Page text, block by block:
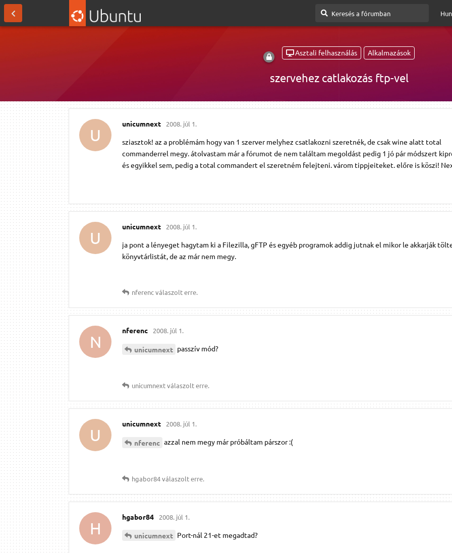
Asztali felhasználás Alkalmazások
szervehez catlakozás ftp-vel
U
unicumnext 2008. júl 1.
sziasztok! az a problémám hogy van 1 szerver melyhez csatlakozni szeretnék, de csak wine alatt total
commanderrel megy. átolvastam már a fórumot de nem találtam megoldást pedig 1 jó pár módszert
és egyikkel sem, pedig a total commandert el szeretném felejteni. várom tippjeiteket. előre is köszi!
U
unicumnext 2008. júl 1.
ja pont a lényeget hagytam ki a Filezilla, gFTP és egyéb programok addig jutnak el mikor le akkarják
könyvtárlistát, de az már nem megy.
nferencválaszolt erre.
N
nferenc 2008. júl 1.
unicumnext passzív mód?
unicumnextválaszolt erre.
U
unicumnext 2008. júl 1.
nferenc azzal nem megy már próbáltam párszor :(
hgabor84válaszolt erre.
H
hgabor84 2008. júl 1.
unicumnext Port-nál 21-et megadtad?